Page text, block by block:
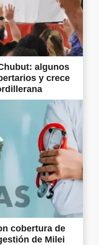
algunos
y crece
cobertura de
de Milei